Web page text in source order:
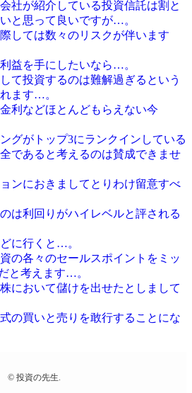
社が紹介している投資信託は割と
と思って良いですが…。
しては数々のリスクが伴います
益を手にしたいなら…。
て投資するのは難解過ぎるという
ます…。
利などほとんどもらえない今
グがトップ3にランクインしている
であると考えるのは賛成できませ
ンにおきましてとりわけ留意すべ
は利回りがハイレベルと評される
に行くと…。
の各々のセールスポイントをミッ
と考えます…。
において儲けを出せたとしまして
の買いと売りを敢行することにな
©投資の先生.